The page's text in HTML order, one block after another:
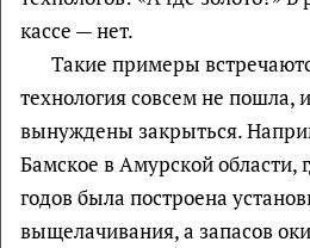
кассе — нет.
Такие примеры
технология совсем не пошла,
вынуждены закрыться.
Бамское в Амурской области,
годов была построена
выщелачивания, а запасов